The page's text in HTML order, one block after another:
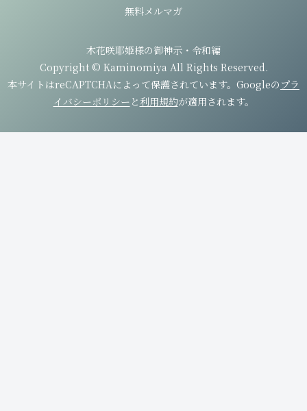
無料メルマガ
木花咲耶姫様の御神示・令和編
Copyright © Kaminomiya All Rights Reserved.
本サイトはreCAPTCHAによって保護されています。Googleの プラ
イバシーポリシー と利用規約が適用されます。